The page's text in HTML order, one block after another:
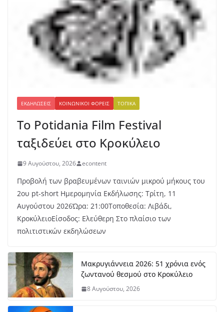
ΕΚΔΗΛΏΣΕΙΣ ΚΟΙΝΩΝΙΚΟΊ ΦΟΡΕΊΣ ΤΟΠΙΚΆ
Το Potidania Film Festival
ταξιδεύει στο Κροκύλειο
9 Αυγούστου, 2026 econtent
Προβολή των βραβευμένων ταινιών μικρού μήκους του
2ου pt-short Ημερομηνία Εκδήλωσης: Τρίτη, 11
Αυγούστου 2026Ώρα: 21:00Τοποθεσία: Λιβάδι,
ΚροκύλειοΕίσοδος: Ελεύθερη Στο πλαίσιο των
πολιτιστικών εκδηλώσεων
Μακρυγιάννεια 2026: 51 χρόνια ενός
ζωντανού θεσμού στο Κροκύλειο
8 Αυγούστου, 2026